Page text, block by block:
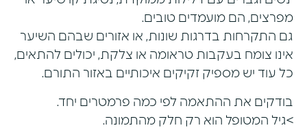
מפרצים, הם מועמדים טובים.
גם התקרחות בדרגות שונות, או אזורים שבהם השיער
אינו צומח בעקבות טראומה או צלקת, יכולים להתאים,
כל עוד יש מספיק זקיקים איכותיים באזור התורם.
בודקים את ההתאמה לפי כמה פרמטרים יחד.
>גיל המטופל הוא רק חלק מהתמונה.